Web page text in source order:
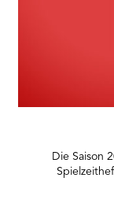
Die Saison